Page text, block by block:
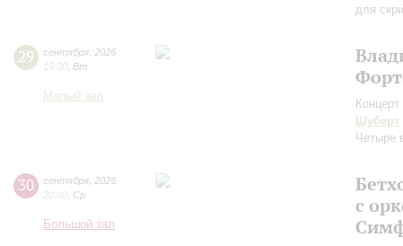
для
29 сентября 2026
19:00 Вт
Малый зал
Шуберт
Четыре
30 сентября 2026
20:00 Ср
Большой зал
с